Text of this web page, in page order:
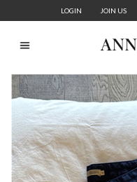
LOGIN JOIN US